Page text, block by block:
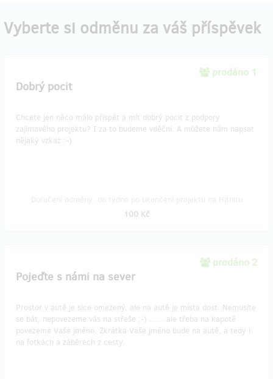
Vyberte si odměnu za váš příspěvek
prodáno 1
Dobrý pocit
Chcete jen něco málo přispět a mít dobrý pocit z podpory
zajímavého projektu? I za to budeme vděčni. A můžete nám napsat
nějaký vzkaz :-)
100 Kč
prodáno 2
Pojeďte s námi na sever
Prostor v autě je sice omezený, ale na autě je místa dost. Nemusíte
se bát, nepovezeme vás na střeše ;-) ...... ale třeba na kapotě
povezeme Vaše jméno. Zkrátka Vaše jméno bude na autě, a tedy i
na fotkách a záběrech z cesty.